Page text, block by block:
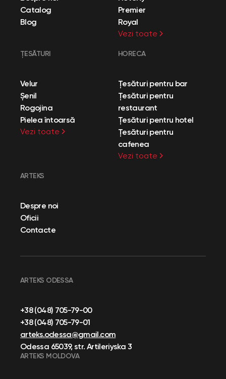
Catalog
Blog
Premier
Royal
Vezi toate
ȚESĂTURI
Velur
Șenil
Rogojina
Pielea întoarsă
Vezi toate
HORECA
Țesături pentru bar
Țesături pentru
restaurant
Țesături pentru hotel
Țesături pentru
cafenea
Vezi toate
ARTEKS
Despre noi
Oficii
Contacte
ARTEKS ODESSA
+38 (048) 705-79-00
+38 (048) 705-79-01
arteks.odessa@gmail.com
Odessa 65039, str. Artileriyska 3
ARTEKS MOLDOVA